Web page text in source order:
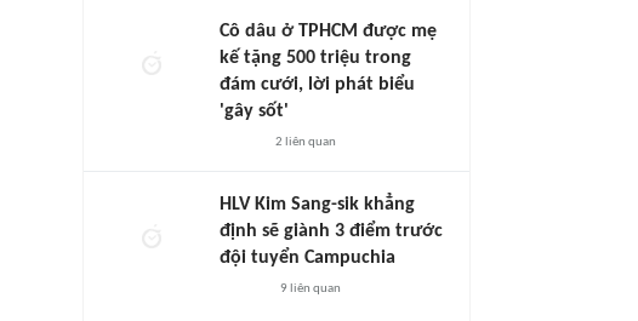
Cô dâu ở TPHCM được mẹ
kế tặng 500 triệu trong
đám cưới, lời phát biểu
'gây sốt'
2 liên quan
HLV Kim Sang-sik khẳng
định sẽ giành 3 điểm trước
đội tuyển Campuchia
9 liên quan